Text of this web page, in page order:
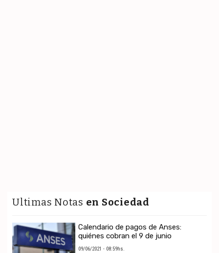
Ultimas Notas en Sociedad
Calendario de pagos de Anses:
quiénes cobran el 9 de junio
09/06/2021 - 08:59hs.